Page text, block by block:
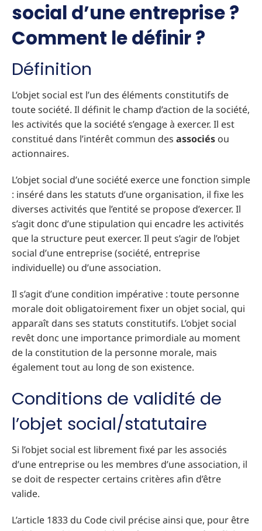
social d’une entreprise ?
Comment le définir ?
Définition
L’objet social est l’un des éléments constitutifs de
toute société. Il définit le champ d’action de la société,
les activités que la société s’engage à exercer. Il est
constitué dans l’intérêt commun des associés ou
actionnaires.
L’objet social d’une société exerce une fonction simple
: inséré dans les statuts d’une organisation, il fixe les
diverses activités que l’entité se propose d’exercer. Il
s’agit donc d’une stipulation qui encadre les activités
que la structure peut exercer. Il peut s’agir de l’objet
social d’une entreprise (société, entreprise
individuelle) ou d’une association.
Il s’agit d’une condition impérative : toute personne
morale doit obligatoirement fixer un objet social, qui
apparaît dans ses statuts constitutifs. L’objet social
revêt donc une importance primordiale au moment
de la constitution de la personne morale, mais
également tout au long de son existence.
Conditions de validité de
l’objet social/statutaire
Si l’objet social est librement fixé par les associés
d’une entreprise ou les membres d’une association, il
se doit de respecter certains critères afin d’être
valide.
L’article 1833 du Code civil précise ainsi que, pour être